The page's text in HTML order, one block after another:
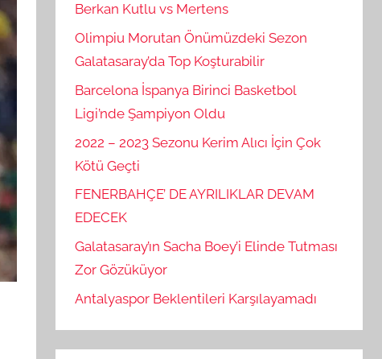
Berkan Kutlu vs Mertens
Olimpiu Morutan Önümüzdeki Sezon
Galatasaray’da Top Koşturabilir
Barcelona İspanya Birinci Basketbol
Ligi’nde Şampiyon Oldu
2022 – 2023 Sezonu Kerim Alıcı İçin Çok
Kötü Geçti
FENERBAHÇE’ DE AYRILIKLAR DEVAM
EDECEK
Galatasaray’ın Sacha Boey’i Elinde Tutması
Zor Gözüküyor
Antalyaspor Beklentileri Karşılayamadı